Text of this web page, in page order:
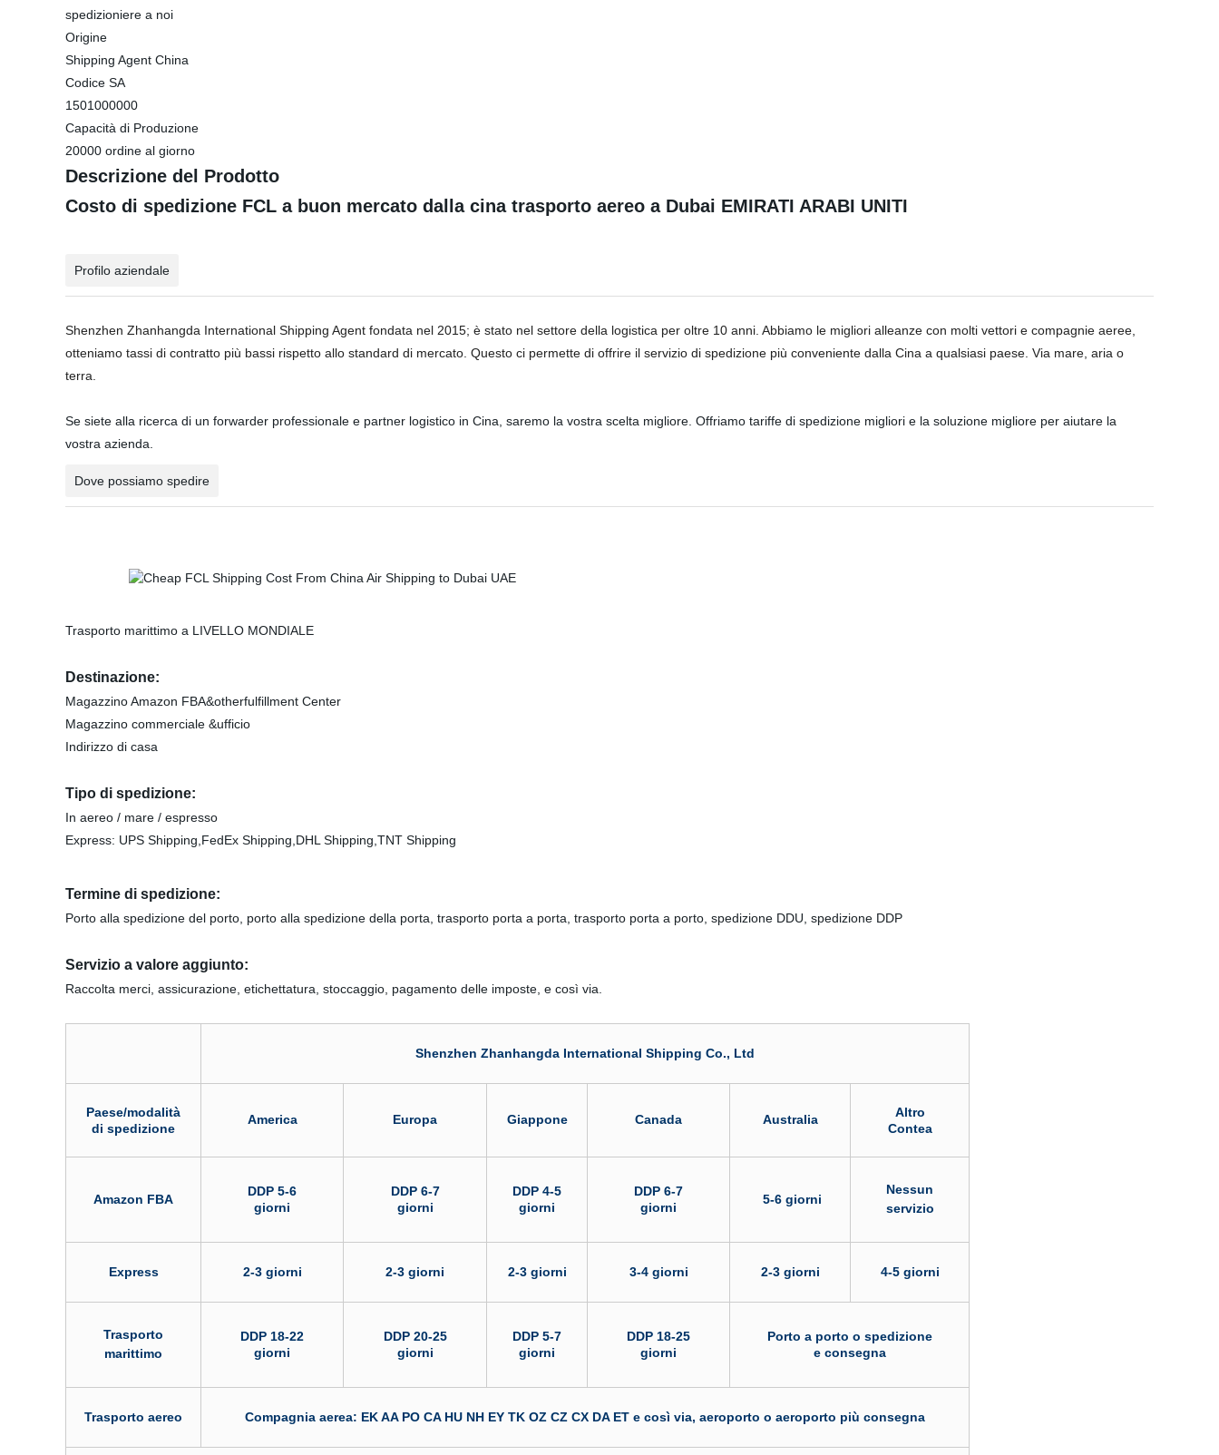
spedizioniere a noi
Origine
Shipping Agent China
Codice SA
1501000000
Capacità di Produzione
20000 ordine al giorno
Descrizione del Prodotto
Costo di spedizione FCL a buon mercato dalla cina trasporto aereo a Dubai EMIRATI ARABI UNITI
Profilo aziendale
Shenzhen Zhanhangda International Shipping Agent fondata nel 2015; è stato nel settore della logistica per oltre 10 anni. Abbiamo le migliori alleanze con molti vettori e compagnie aeree,
otteniamo tassi di contratto più bassi rispetto allo standard di mercato. Questo ci permette di offrire il servizio di spedizione più conveniente dalla Cina a qualsiasi paese. Via mare, aria o
terra.
Se siete alla ricerca di un forwarder professionale e partner logistico in Cina, saremo la vostra scelta migliore. Offriamo tariffe di spedizione migliori e la soluzione migliore per aiutare la
vostra azienda.
Dove possiamo spedire
Trasporto marittimo a LIVELLO MONDIALE
Destinazione:
Magazzino Amazon FBA&otherfulfillment Center
Magazzino commerciale &ufficio
Indirizzo di casa
Tipo di spedizione:
In aereo / mare / espresso
Express: UPS Shipping, FedEx Shipping ,DHL Shipping,TNT Shipping
Termine di spedizione:
Porto alla spedizione del porto, porto alla spedizione della porta, trasporto porta a porta, trasporto porta a porto, spedizione DDU, spedizione DDP
Servizio a valore aggiunto:
Raccolta merci, assicurazione, etichettatura, stoccaggio, pagamento delle imposte, e così via.
Shenzhen Zhanhangda International Shipping Co., Ltd
Paese/modalità
di spedizione
America Europa Giappone Canada Australia
Altro
Contea
Amazon FBA
DDP 5-6
giorni
DDP 6-7
giorni
DDP 4-5
giorni
DDP 6-7
giorni
5-6 giorni
Nessun
servizio
Express 2-3 giorni 2-3 giorni 2-3 giorni 3-4 giorni 2-3 giorni 4-5 giorni
Trasporto
marittimo
DDP 18-22
giorni
DDP 20-25
giorni
DDP 5-7
giorni
DDP 18-25
giorni
Porto a porto o spedizione
e consegna
Trasporto aereo Compagnia aerea: EK AA PO CA HU NH EY TK OZ CZ CX DA ET e così via, aeroporto o aeroporto più consegna